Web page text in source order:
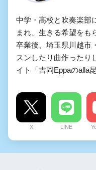
中学・高校と吹奏楽部
まれ、生きる希望をも
卒業後、埼玉県川越市
スンしたり曲作ったり
イト「吉岡Eppaのalla
X LINE